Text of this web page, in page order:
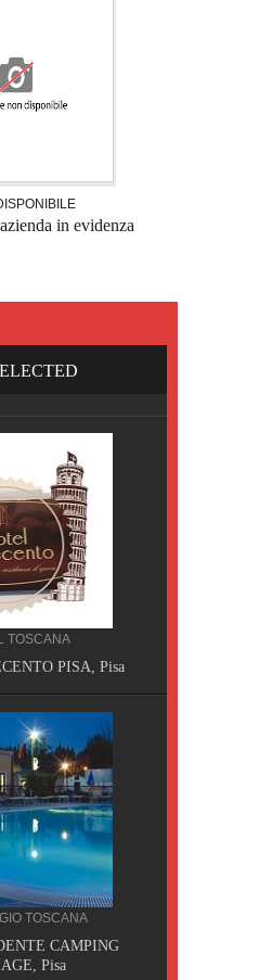
in evidenza
TOSCANA
PISA, Pisa
TOSCANA
CAMPING
Pisa